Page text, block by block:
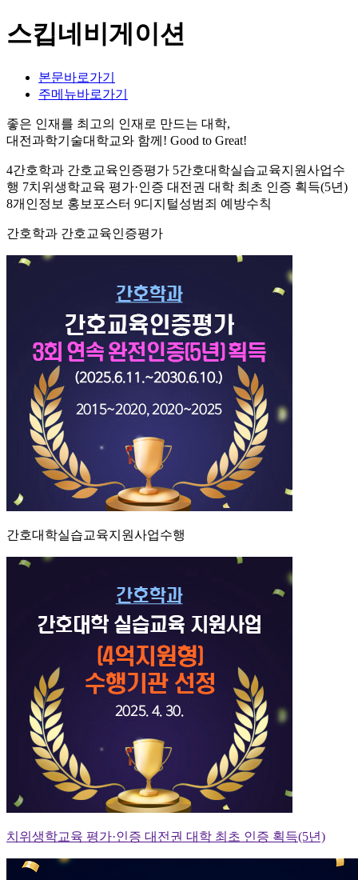
스킵네비게이션
본문바로가기
주메뉴바로가기
좋은 인재를 최고의 인재로 만드는 대학,
대전과학기술대학교와 함께! Good to Great!
4간호학과 간호교육인증평가 5간호대학실습교육지원사업수
행 7치위생학교육 평가·인증 대전권 대학 최초 인증 획득(5년)
8개인정보 홍보포스터 9디지털성범죄 예방수칙
간호학과 간호교육인증평가
간호대학실습교육지원사업수행
치위생학교육 평가·인증 대전권 대학 최초 인증 획득(5년)